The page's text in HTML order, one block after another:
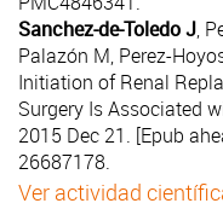
Sanchez-de-Toledo J,
Palazón M, Perez-
Initiation of Renal
Surgery Is Associated
2015 Dec 21. [Epub
26687178.
Ver actividad